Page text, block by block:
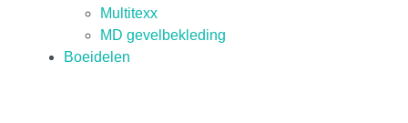
Multitexx
MD gevelbekleding
Boeidelen